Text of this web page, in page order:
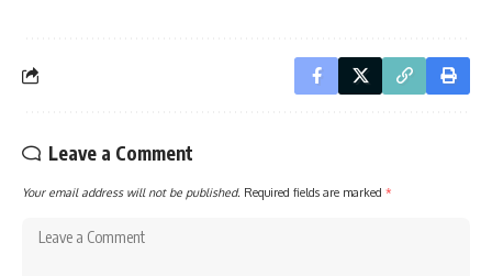
Leave a Comment
Your email address will not be published. Required fields are marked *